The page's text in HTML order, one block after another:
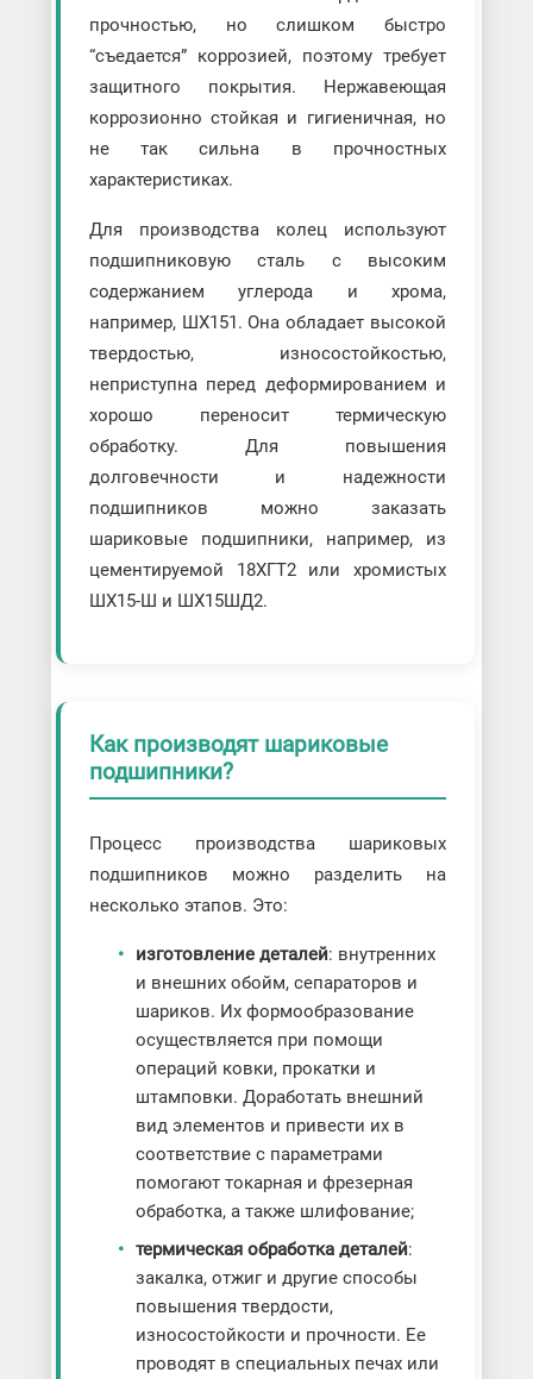
прочностью, но слишком быстро
“съедается” коррозией, поэтому требует
защитного покрытия. Нержавеющая
коррозионно стойкая и гигиеничная, но
не так сильна в прочностных
характеристиках.
Для производства колец используют
подшипниковую сталь с высоким
содержанием углерода и хрома,
например, ШХ151. Она обладает высокой
твердостью, износостойкостью,
неприступна перед деформированием и
хорошо переносит термическую
обработку. Для повышения
долговечности и надежности
подшипников можно заказать
шариковые подшипники, например, из
цементируемой 18ХГТ2 или хромистых
ШХ15-Ш и ШХ15ШД2.
Как производят шариковые
подшипники?
Процесс производства шариковых
подшипников можно разделить на
несколько этапов. Это:
изготовление деталей: внутренних
и внешних обойм, сепараторов и
шариков. Их формообразование
осуществляется при помощи
операций ковки, прокатки и
штамповки. Доработать внешний
вид элементов и привести их в
соответствие с параметрами
помогают токарная и фрезерная
обработка, а также шлифование;
термическая обработка деталей:
закалка, отжиг и другие способы
повышения твердости,
износостойкости и прочности. Ее
проводят в специальных печах или